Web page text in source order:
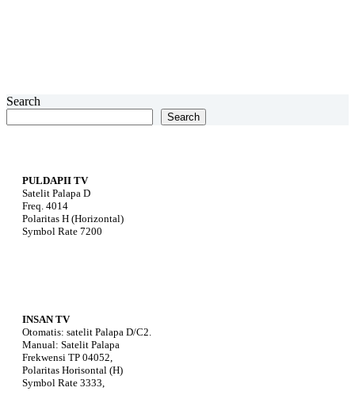
Search
Search
PULDAPII TV
Satelit Palapa D
Freq. 4014
Polaritas H (Horizontal)
Symbol Rate 7200
INSAN TV
Otomatis: satelit Palapa D/C2.
Manual: Satelit Palapa
Frekwensi TP 04052,
Polaritas Horisontal (H)
Symbol Rate 3333,